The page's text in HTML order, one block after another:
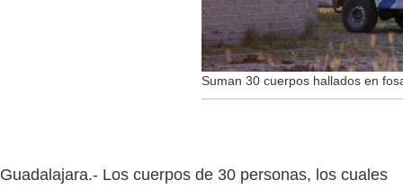
Suman 30 cuerpos hallados en
Guadalajara.- Los cuerpos de 30 personas, los cuales